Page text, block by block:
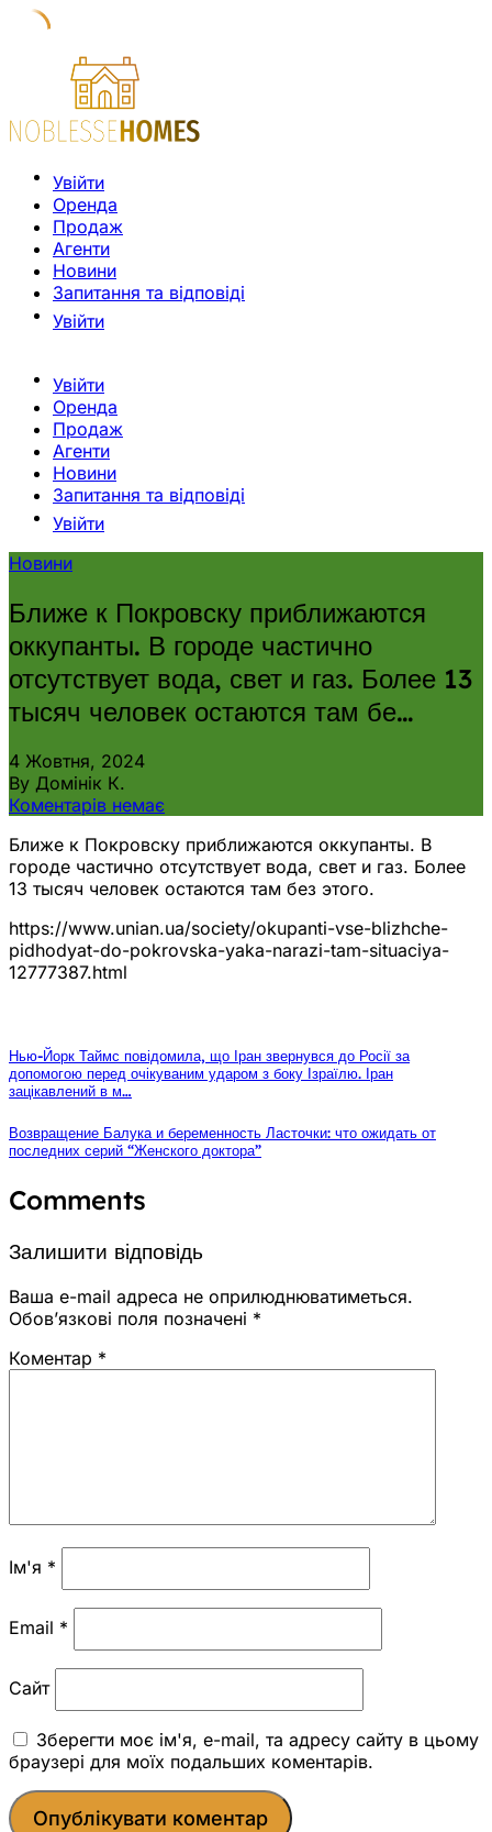
Увійти
Оренда
Продаж
Агенти
Новини
Запитання та відповіді
Увійти
Увійти
Оренда
Продаж
Агенти
Новини
Запитання та відповіді
Увійти
Новини
Ближе к Покровску приближаются
оккупанты. В городе частично
отсутствует вода, свет и газ. Более 13
тысяч человек остаются там бе…
4 Жовтня, 2024
By Домінік К.
Коментарів немає
Ближе к Покровску приближаются оккупанты. В
городе частично отсутствует вода, свет и газ. Более
13 тысяч человек остаются там без этого.
https://www.unian.ua/society/okupanti-vse-blizhche-
pidhodyat-do-pokrovska-yaka-narazi-tam-situaciya-
12777387.html
Нью-Йорк Таймс повідомила, що Іран звернувся до Росії за
допомогою перед очікуваним ударом з боку Ізраїлю. Іран
зацікавлений в м…
Возвращение Балука и беременность Ласточки: что ожидать от
последних серий “Женского доктора”
Comments
Залишити відповідь
Ваша e-mail адреса не оприлюднюватиметься.
Обов’язкові поля позначені *
Коментар *
Ім'я *
Email *
Сайт
Зберегти моє ім'я, e-mail, та адресу сайту в цьому
браузері для моїх подальших коментарів.